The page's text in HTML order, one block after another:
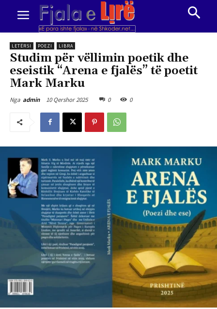
LETËRSI POEZI LIBRA
Studim për vëllimin poetik dhe
eseistik “Arena e fjalës” të poetit
Mark Marku
Nga admin 10 Qershor 2025 0 0